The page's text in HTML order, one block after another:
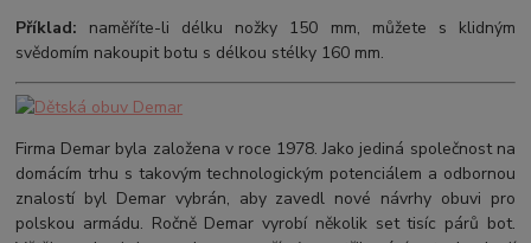
Příklad: naměříte-li délku nožky 150 mm, můžete s klidným
svědomím nakoupit botu s délkou stélky 160 mm.
Firma Demar byla založena v roce 1978. Jako jediná společnost na
domácím trhu s takovým technologickým potenciálem a odbornou
znalostí byl Demar vybrán, aby zavedl nové návrhy obuvi pro
polskou armádu. Ročně Demar vyrobí několik set tisíc párů bot.